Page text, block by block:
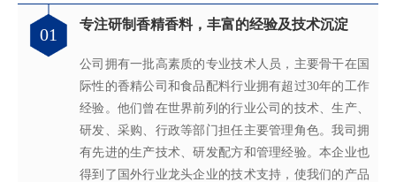
01
专注研制香精香料，丰富的经验及技术沉淀
公司拥有一批高素质的专业技术人员，主要骨干在国
际性的香精公司和食品配料行业拥有超过30年的工作
经验。他们曾在世界前列的行业公司的技术、生产、
研发、采购、行政等部门担任主要管理角色。我司拥
有先进的生产技术、研发配方和管理经验。本企业也
得到了国外行业龙头企业的技术支持，使我们的产品
02
满足客户不同的调香需求
拥有独立的香精香料技术研发实验室和生产车间，可
为客户提供适合、满意，高性价比的高品质香精。
03
完善的质量管理体系
从2005年起，公司就建立了国际认可的ISO9001：
2015质量管理体系及ISO22000：2018 食品安全管理体
系，为所有产品质量稳定性及食用安全性保驾护航。
04
真心酿香味 芬芳传五洲
轩宇的应用及技术服务中心，汇聚了多位优秀的技术
工程师从事香精香料在各类产品中的开发应用，能高
效地针对客户需求打造不同产品，满 足客户对提高其
产品质量以及缩短交货期的需求。